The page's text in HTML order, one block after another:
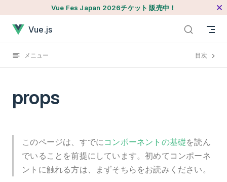
本文へジャンプ
Vue Fes Japan 2026チケット 販売中！
Vue.js
メニュー 目次
props
このページは、すでにコンポーネントの基礎を読ん
でいることを前提にしています。初めてコンポーネ
ントに触れる方は、まずそちらをお読みください。